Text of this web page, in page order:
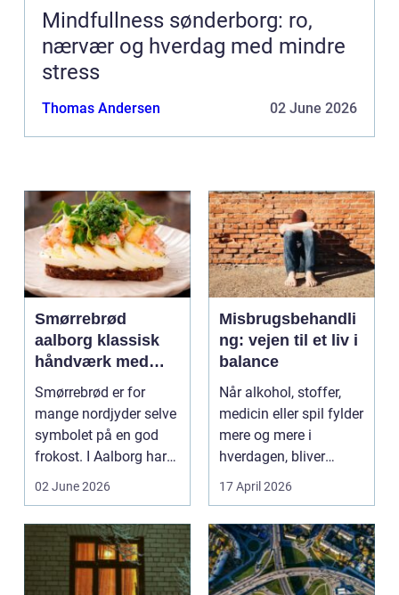
Mindfullness sønderborg: ro,
nærvær og hverdag med mindre
stress
Thomas Andersen 02 June 2026
Smørrebrød
aalborg klassisk
håndværk med
moderne twist
Smørrebrød er for
mange nordjyder selve
symbolet på en god
frokost. I Aalborg har
den klassiske spis...
02 June 2026
Misbrugsbehandli
ng: vejen til et liv i
balance
Når alkohol, stoffer,
medicin eller spil fylder
mere og mere i
hverdagen, bliver
grænsen...
17 April 2026